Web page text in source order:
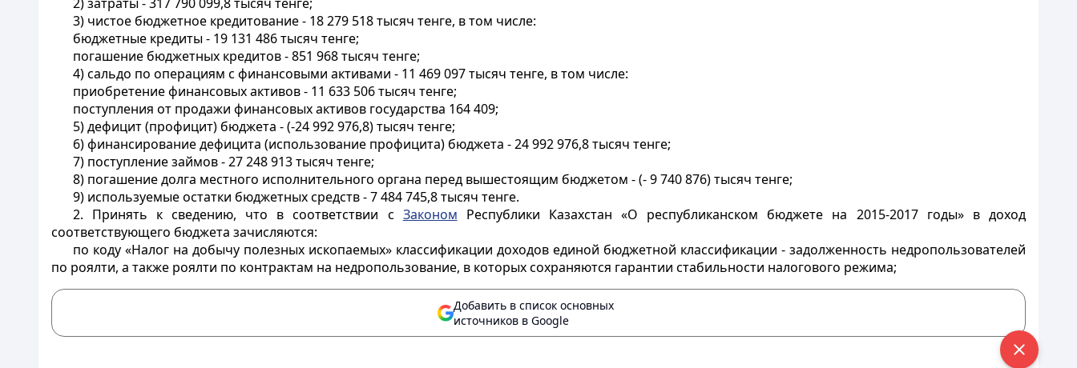
3) чистое бюджетное кредитование - 18 279 518 тысяч тенге, в том числе:
бюджетные кредиты - 19 131 486 тысяч тенге;
погашение бюджетных кредитов - 851 968 тысяч тенге;
4) сальдо по операциям с финансовыми активами - 11 469 097 тысяч тенге, в том числе:
приобретение финансовых активов - 11 633 506 тысяч тенге;
поступления от продажи финансовых активов государства 164 409;
5) дефицит (профицит) бюджета - (-24 992 976,8) тысяч тенге;
6) финансирование дефицита (использование профицита) бюджета - 24 992 976,8 тысяч тенге;
7) поступление займов - 27 248 913 тысяч тенге;
8) погашение долга местного исполнительного органа перед вышестоящим бюджетом - (- 9 740 876) тысяч тенге;
9) используемые остатки бюджетных средств - 7 484 745,8 тысяч тенге.
2. Принять к сведению, что в соответствии с Законом Республики Казахстан «О республиканском бюджете на 2015-2017 годы» в доход
соответствующего бюджета зачисляются:
по коду «Налог на добычу полезных ископаемых» классификации доходов единой бюджетной классификации - задолженность недропользователей
по роялти, а также роялти по контрактам на недропользование, в которых сохраняются гарантии стабильности налогового режима;
Добавить в список основных
источников в Google